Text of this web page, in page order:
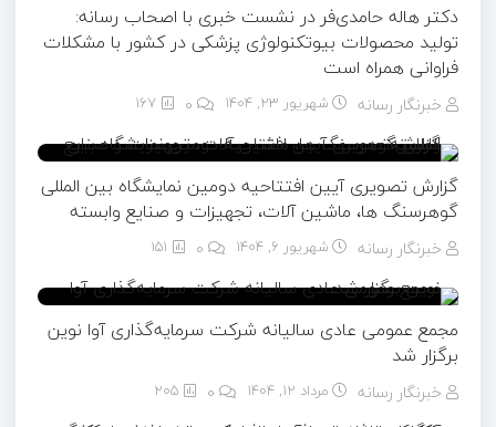
دکتر هاله حامدی‌فر در نشست خبری با اصحاب رسانه:
تولید محصولات بیوتکنولوژی پزشکی در کشور با مشکلات
فراوانی همراه است
خبرنگار رسانه شهریور ۲۳, ۱۴۰۴ 167
گزارش تصویری آیین افتتاحیه دومین نمایشگاه بین المللی
گوهرسنگ ها، ماشین آلات، تجهیزات و صنایع وابسته
خبرنگار رسانه شهریور ۶, ۱۴۰۴ 151
مجمع عمومی عادی سالیانه شرکت سرمایه‌گذاری آوا نوین
برگزار شد
خبرنگار رسانه مرداد ۱۲, ۱۴۰۴ 205